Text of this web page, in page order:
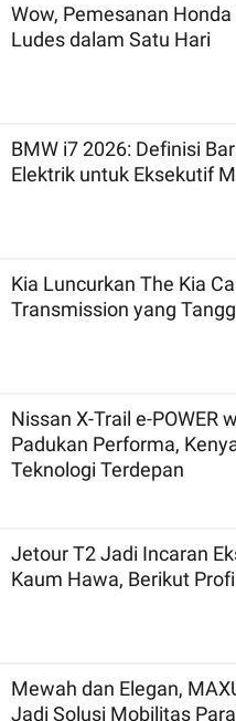
Wow, Pemesanan Honda
Ludes dalam Satu Hari
BMW i7 2026: Definisi
Elektrik untuk Eksekutif
Kia Luncurkan The Kia
Transmission yang
Nissan X-Trail e-POWER
Padukan Performa,
Teknologi Terdepan
Jetour T2 Jadi Incaran
Kaum Hawa, Berikut
Mewah dan Elegan,
Jadi Solusi Mobilitas